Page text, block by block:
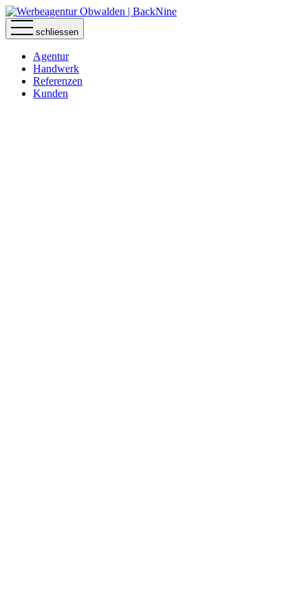
schliessen
Agentur
Handwerk
Referenzen
Kunden